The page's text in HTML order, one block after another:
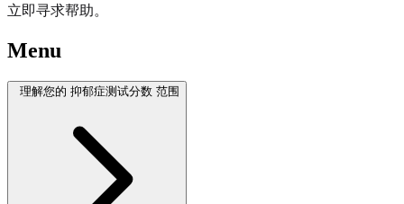
立即寻求帮助。
Menu
理解您的 抑郁症测试分数 范围